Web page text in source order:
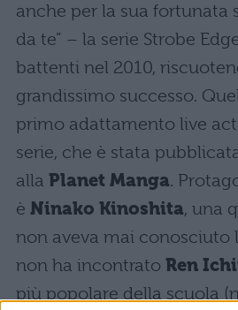
anche per la sua fortunata
da te” – la serie Strobe
battenti nel 2010,
grandissimo successo.
primo adattamento live
serie, che è stata
alla Planet Manga.
è Ninako Kinoshita, una
non aveva mai conosciuto
non ha incontrato Ren
più popolare della scuola